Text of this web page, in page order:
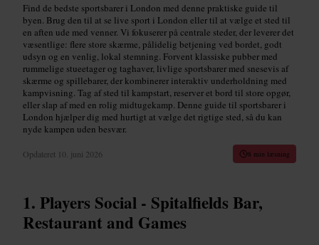
Find de bedste sportsbarer i London med denne praktiske guide til
byen. Brug den til at se live sport i London eller til at vælge et sted til
en aften ude med venner. Vi fokuserer på centrale steder, der leverer det
væsentlige: flere store skærme, pålidelig betjening ved bordet, godt
udsyn og en venlig, lokal stemning. Forvent klassiske pubber med
rummelige stueetager og taghaver, livlige sportsbarer med snesevis af
skærme og spillebarer, der kombinerer interaktiv underholdning med
kampvisning. Tag af sted til kampstart, reserver et bord til store opgør,
eller slap af med en rolig midtugekamp. Denne guide til sportsbarer i
London hjælper dig med hurtigt at vælge det rigtige sted, så du kan
nyde kampen uden besvær.
Opdateret 10. juni 2026 8 min læsning
Players Social - Spitalfields Bar,
Restaurant and Games